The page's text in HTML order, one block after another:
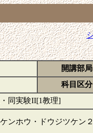
開講部局
科目区分
同実験II[1教理]
ンホウ・ドウジツケン